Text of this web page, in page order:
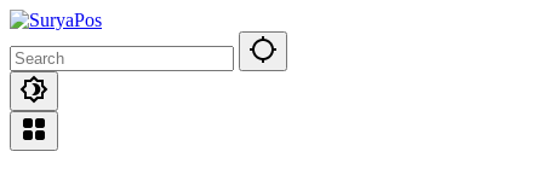
Skip
content